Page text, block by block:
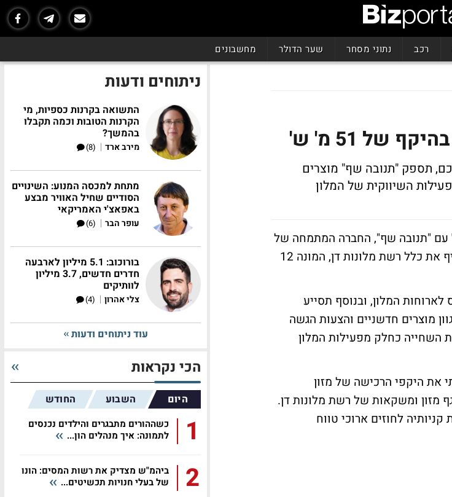
רכב נתוני מסחר שער הדולר מחשבונים
של 51 מ' ש'
תספק "תנובה שף" מוצרים
השיווקית של המלון
על הסכם שת"פ בהיקף של 51 מליון שקל עם "תנובה שף", החברה המתמחה של
קונצרן תנובה בשוק המזון המוסדי. ההסכם, שנחתם ל-3 שנים, מקיף את כלל רשת מלונות דן, המונה 12
המלון, ובנוסף תסייע
מוצרים חדשניים והצעות הגשה
השחייה כחלק מפעילות המלון
את היקפי הרכישה של מזון
שפיגל ראש אגף מזון ומשקאות של רשת מלונות דן.
לחוזים ארוכי טווח
ניתוחים ודעות
התשואה בקרנות כספיות, מי
הקרנות הטובות וכמה תקבלו
בהמשך?
מירב ארד |
(8)
מתחת למכסה המנוע: השינויים
הסודיים שחיל האוויר מבצע
באפאצ'י האמריקאי
עופר הבר |
(6)
בורוכוב: 5.1 מיליון לארבעה
חדרים חדשים, 3.7 מיליון
לוותיקים
צלי אהרון |
(4)
עוד ניתוחים ודעות
הכי נקראות
היום השבוע החודש
1
כשההורים מתבגרים והילדים נכנסים
לתמונה: איך מנהלים הון...
2
ביהמ"ש מצדיק את רשות המסים: הונו
של בעלי חנויות תכשיטים...